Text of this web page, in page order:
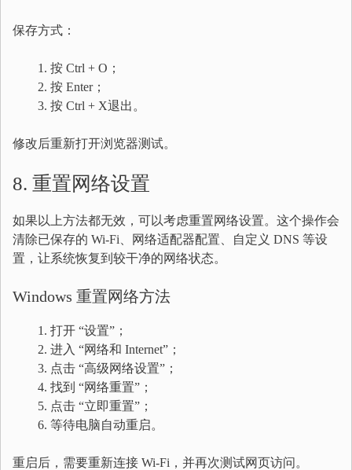
保存方式：
按 Ctrl + O；
按 Enter；
按 Ctrl + X退出。
修改后重新打开浏览器测试。
8. 重置网络设置
如果以上方法都无效，可以考虑重置网络设置。这个操作会
清除已保存的 Wi-Fi、网络适配器配置、自定义 DNS 等设
置，让系统恢复到较干净的网络状态。
Windows 重置网络方法
打开 “设置”；
进入 “网络和 Internet”；
点击 “高级网络设置”；
找到 “网络重置”；
点击 “立即重置”；
等待电脑自动重启。
重启后，需要重新连接 Wi-Fi，并再次测试网页访问。